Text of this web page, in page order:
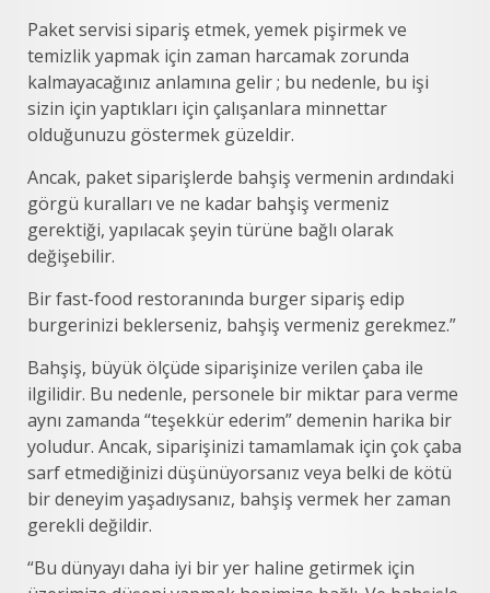
Paket servisi sipariş etmek, yemek pişirmek ve
temizlik yapmak için zaman harcamak zorunda
kalmayacağınız anlamına gelir ; bu nedenle, bu işi
sizin için yaptıkları için çalışanlara minnettar
olduğunuzu göstermek güzeldir.
Ancak, paket siparişlerde bahşiş vermenin ardındaki
görgü kuralları ve ne kadar bahşiş vermeniz
gerektiği, yapılacak şeyin türüne bağlı olarak
değişebilir.
Bir fast-food restoranında burger sipariş edip
burgerinizi beklerseniz, bahşiş vermeniz gerekmez.”
Bahşiş, büyük ölçüde siparişinize verilen çaba ile
ilgilidir. Bu nedenle, personele bir miktar para verme
aynı zamanda “teşekkür ederim” demenin harika bir
yoludur. Ancak, siparişinizi tamamlamak için çok çaba
sarf etmediğinizi düşünüyorsanız veya belki de kötü
bir deneyim yaşadıysanız, bahşiş vermek her zaman
gerekli değildir.
“Bu dünyayı daha iyi bir yer haline getirmek için